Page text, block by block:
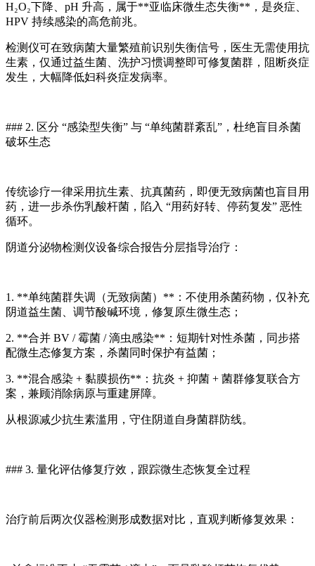
H₂O₂下降、pH 升高，属于**亚临床微生态失衡**，是炎症、
HPV 持续感染的高危前兆。
检测仪可在致病菌大量繁殖前识别失衡信号，医生无需使用抗
生素，仅通过益生菌、洗护习惯调整即可修复菌群，阻断炎症
发生，大幅降低妇科炎症发病率。
### 2. 区分 “感染型失衡” 与 “单纯菌群紊乱”，杜绝盲目杀菌
破坏生态
传统诊疗一律采用抗生素、抗真菌药，即便无致病菌也盲目用
药，进一步杀伤乳酸杆菌，陷入 “用药好转、停药复发” 恶性
循环。
阴道分泌物检测仪设备综合报告分层指导治疗：
1. **单纯菌群失调（无致病菌）**：不使用杀菌药物，仅补充
阴道益生菌、调节酸碱环境，修复原生微生态；
2. **合并 BV / 霉菌 / 滴虫感染**：短期针对性杀菌，同步搭
配微生态修复方案，杀菌同时保护有益菌；
3. **混合感染 + 黏膜损伤**：抗炎 + 抑菌 + 菌群修复联合方
案，兼顾消除病原与重建屏障。
从根源减少抗生素滥用，守住阴道自身菌群防线。
### 3. 量化评估修复疗效，跟踪微生态恢复全过程
治疗前后两次仪器检测形成数据对比，直观判断修复效果：